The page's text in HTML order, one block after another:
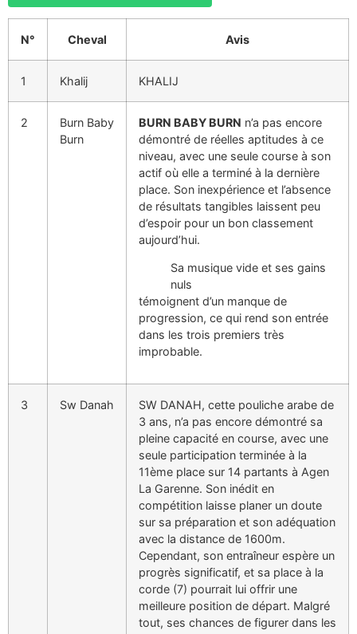
N° Cheval Avis
1 Khalij KHALIJ
2
Burn Baby
Burn
BURN BABY BURN n’a pas encore
démontré de réelles aptitudes à ce
niveau, avec une seule course à son
actif où elle a terminé à la dernière
place. Son inexpérience et l’absence
de résultats tangibles laissent peu
d’espoir pour un bon classement
aujourd’hui.
Sa musique vide et ses gains
nuls
témoignent d’un manque de
progression, ce qui rend son entrée
dans les trois premiers très
improbable.
3 Sw Danah
SW DANAH, cette pouliche arabe de
3 ans, n’a pas encore démontré sa
pleine capacité en course, avec une
seule participation terminée à la
11ème place sur 14 partants à Agen
La Garenne. Son inédit en
compétition laisse planer un doute
sur sa préparation et son adéquation
avec la distance de 1600m.
Cependant, son entraîneur espère un
progrès significatif, et sa place à la
corde (7) pourrait lui offrir une
meilleure position de départ. Malgré
tout, ses chances de figurer dans les